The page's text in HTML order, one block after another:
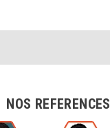
NOS REFERENCES